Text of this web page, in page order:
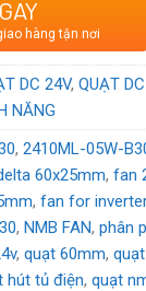
Nhật Bản sản xuất tại
hàng tận nơi
DC 24V,QUẠT
NĂNG
,2410ML-05W-
60x25mm,fan
,fan for
,NMB FAN,phân
,quạt 60mm,
hút tủ điện,quạt